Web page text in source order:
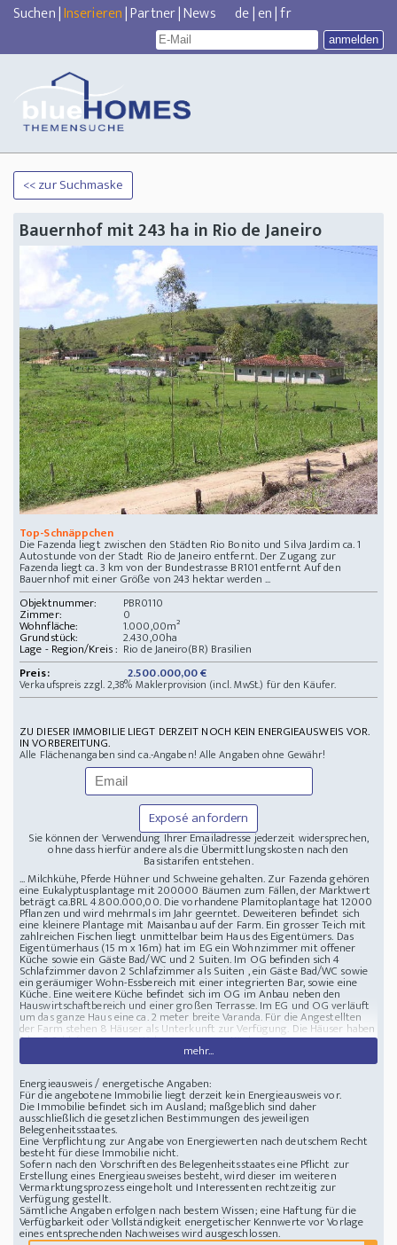
Suchen|Inserieren|Partner|News de|en|fr
<< zur Suchmaske
Bauernhof mit 243 ha in Rio de Janeiro
Top-Schnäppchen
Die Fazenda liegt zwischen den Städten Rio Bonito und Silva Jardim ca. 1
Autostunde von der Stadt Rio de Janeiro entfernt. Der Zugang zur
Fazenda liegt ca. 3 km von der Bundestrasse BR101 entfernt Auf den
Bauernhof mit einer Größe von 243 hektar werden ...
Objektnummer:
PBR0110
Zimmer: 0
Wohnfläche: 1.000,00m²
Grundstück: 2.430,00ha
Lage - Region/Kreis : Rio de Janeiro(BR) Brasilien
Preis:
2.500.000,00 €
Verkaufspreis zzgl. 2,38% Maklerprovision (incl. MwSt.) für den Käufer.
ZU DIESER IMMOBILIE LIEGT DERZEIT NOCH KEIN ENERGIEAUSWEIS VOR.
IN VORBEREITUNG.
Alle Flächenangaben sind ca.-Angaben! Alle Angaben ohne Gewähr!
Exposé anfordern
Sie können der Verwendung Ihrer Emailadresse jederzeit widersprechen,
ohne dass hierfür andere als die Übermittlungskosten nach den
Basistarifen entstehen.
... Milchkühe, Pferde Hühner und Schweine gehalten. Zur Fazenda gehören
eine Eukalyptusplantage mit 200000 Bäumen zum Fällen, der Marktwert
beträgt ca.BRL 4.800.000,00. Die vorhandene Plamitoplantage hat 12000
Pflanzen und wird mehrmals im Jahr geerntet. Deweiteren befindet sich
eine kleinere Plantage mit Maisanbau auf der Farm. Ein grosser Teich mit
zahlreichen Fischen liegt unmittelbar beim Haus des Eigentümers. Das
Eigentümerhaus (15 m x 16m) hat im EG ein Wohnzimmer mit offener
Küche sowie ein Gäste Bad/WC und 2 Suiten. Im OG befinden sich 4
Schlafzimmer davon 2 Schlafzimmer als Suiten , ein Gäste Bad/WC sowie
ein geräumiger Wohn-Essbereich mit einer integrierten Bar, sowie eine
Küche. Eine weitere Küche befindet sich im OG im Anbau neben den
Hauswirtschaftbereich und einer großen Terrasse. Im EG und OG verläuft
um das ganze Haus eine ca. 2 meter breite Varanda. Für die Angestellten
der Farm stehen 8 Häuser als Unterkunft zur Verfügung. Die Häuser haben
2 bis 3 Schlafzimmer, ein Wohnzimmer, eine Küche, sowie einen
Hauswirtschaftsbereich und teilweise Terrasse. Ein separater Anbau mit ca.
250 m² , 2 Bädern, Churrasqueira und Pizzaofen dient als Fest/Partysaal. Im
Kaufpreis sind eine komplette Elektrische Melkanlage, ein Milchtank,
Traktoren und andere Landwirtschaftliche Geräte enthalten, sowie
Stallungen für Rinder, Pferde, Schweine und Hühner. Die Wasserversorgung
ist durch einen großen Fluss der durch die Farm fließt und 2 Stauseen
sichergestellt. Kaufpreis in der Landeswährung: BRL 13.000.000,00 ca.
EURO 2.500.000,00
Lage zwischen: Rio Bonito und Silva Jardim, Lage absolut Einzellage eben,
Blick PanoramablickVersorgung Telefon, Strom, Gas FlaschenGas
Bauernhof mit 243 ha in Rio de Janeiro
mehr...
28820-000 Rio de Janeiro, zwischen
den Städten Rio Bonito und Silva Jardim ca. 1 Autostunde von der Stadt Rio
de Janeiro entfernt. Der Zugang zur Fazenda liegt ca. 3 km von der
Bundestrasse BR101 entfernt
Energieausweis / energetische Angaben:
Für die angebotene Immobilie liegt derzeit kein Energieausweis vor.
Die Immobilie befindet sich im Ausland; maßgeblich sind daher
ausschließlich die gesetzlichen Bestimmungen des jeweiligen
Belegenheitsstaates.
Eine Verpflichtung zur Angabe von Energiewerten nach deutschem Recht
besteht für diese Immobilie nicht.
Sofern nach den Vorschriften des Belegenheitsstaates eine Pflicht zur
Erstellung eines Energieausweises besteht, wird dieser im weiteren
Vermarktungsprozess eingeholt und Interessenten rechtzeitig zur
Verfügung gestellt.
Sämtliche Angaben erfolgen nach bestem Wissen; eine Haftung für die
Verfügbarkeit oder Vollständigkeit energetischer Kennwerte vor Vorlage
eines entsprechenden Nachweises wird ausgeschlossen.